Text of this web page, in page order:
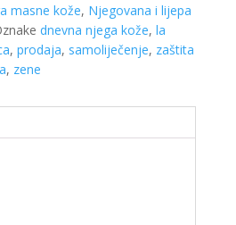
masne kože, Njegovana i lijepa
dnevna njega kože, la
, prodaja, samoliječenje, zaštita
, zene